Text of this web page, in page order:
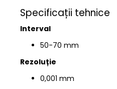
Specificații tehnice
Interval
50-70 mm
Rezoluție
0,001 mm